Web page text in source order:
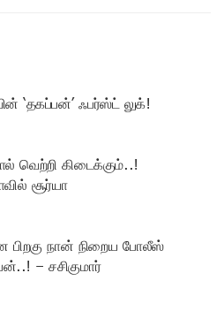
‘தகப்பன்’ ஃபர்ஸ்ட் லுக்!
வெற்றி கிடைக்கும்..!
சூர்யா
பிறகு நான் நிறைய போலீஸ்
– சசிகுமார்